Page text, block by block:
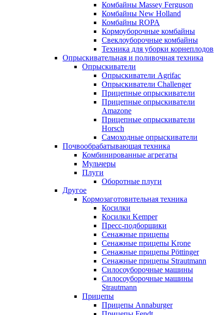
Комбайны Massey Ferguson
Комбайны New Holland
Комбайны ROPA
Кормоуборочные комбайны
Свеклоуборочные комбайны
Техника для уборки корнеплодов
Опрыскивательная и поливочная техника
Опрыскиватели
Опрыскиватели Agrifac
Опрыскиватели Challenger
Прицепные опрыскиватели
Прицепные опрыскиватели
Amazone
Прицепные опрыскиватели
Horsch
Самоходные опрыскиватели
Почвообрабатывающая техника
Комбинированные агрегаты
Мульчеры
Плуги
Оборотные плуги
Другое
Кормозаготовительная техника
Косилки
Косилки Kemper
Пресс-подборщики
Сенажные прицепы
Сенажные прицепы Krone
Сенажные прицепы Pöttinger
Сенажные прицепы Strautmann
Силосоуборочные машины
Силосоуборочные машины
Strautmann
Прицепы
Прицепы Annaburger